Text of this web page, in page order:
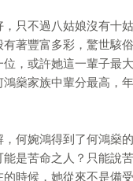
只不過八姑娘沒有十
著豐富多彩，驚世駭
，或許她這一輩子最
燊家族中輩分最高，
何婉鴻得到了何鴻燊
是苦命之人？只能說
時候，她從來不是備